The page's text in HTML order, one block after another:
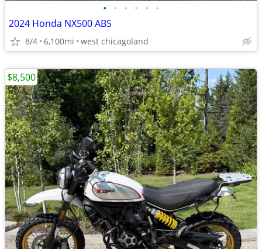
• • • • • •
2024 Honda NX500 ABS
8/4 6,100mi west chicagoland
$8,500